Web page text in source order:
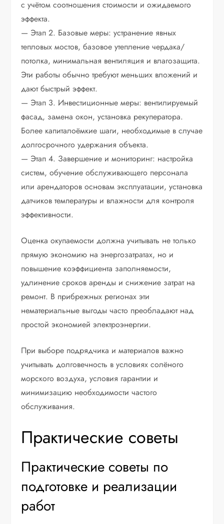
с учётом соотношения стоимости и ожидаемого
эффекта.
— Этап 2. Базовые меры: устранение явных
тепловых мостов, базовое утепление чердака/
потолка, минимальная вентиляция и влагозащита.
Эти работы обычно требуют меньших вложений и
дают быстрый эффект.
— Этап 3. Инвестиционные меры: вентилируемый
фасад, замена окон, установка рекуператора.
Более капиталоёмкие шаги, необходимые в случае
долгосрочного удержания объекта.
— Этап 4. Завершение и мониторинг: настройка
систем, обучение обслуживающего персонала
или арендаторов основам эксплуатации, установка
датчиков температуры и влажности для контроля
эффективности.
Оценка окупаемости должна учитывать не только
прямую экономию на энергозатратах, но и
повышение коэффициента заполняемости,
удлинение сроков аренды и снижение затрат на
ремонт. В прибрежных регионах эти
нематериальные выгоды часто преобладают над
простой экономией электроэнергии.
При выборе подрядчика и материалов важно
учитывать долговечность в условиях солёного
морского воздуха, условия гарантии и
минимизацию необходимости частого
обслуживания.
Практические советы
Практические советы по
подготовке и реализации
работ